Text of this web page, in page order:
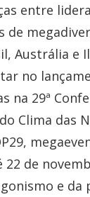
entre
de
Austrália e
no
na 29ª
Clima das
22 de
e da